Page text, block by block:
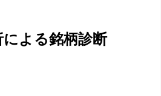
よる銘柄診断